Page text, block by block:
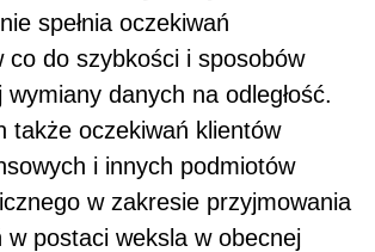
spełnia oczekiwań
co do szybkości i sposobów
danych na odległość.
także oczekiwań klientów
i innych podmiotów
w zakresie przyjmowania
w postaci weksla w obecnej